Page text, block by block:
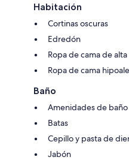
Habitación
Cortinas oscuras
Edredón
Ropa de cama de
Ropa de cama
Baño
Amenidades de
Batas
Cepillo y pasta de
Jabón